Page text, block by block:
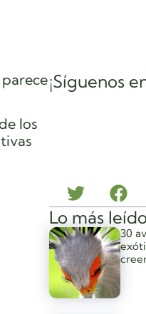
los
¡Síguenos
Lo más leído
30